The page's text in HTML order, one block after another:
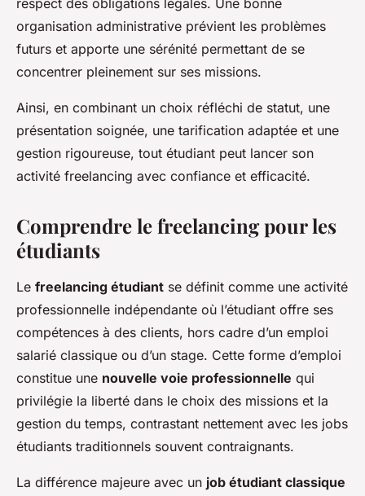
respect des obligations légales. Une bonne
organisation administrative prévient les problèmes
futurs et apporte une sérénité permettant de se
concentrer pleinement sur ses missions.
Ainsi, en combinant un choix réfléchi de statut, une
présentation soignée, une tarification adaptée et une
gestion rigoureuse, tout étudiant peut lancer son
activité freelancing avec confiance et efficacité.
Comprendre le freelancing pour les
étudiants
Le freelancing étudiant se définit comme une activité
professionnelle indépendante où l’étudiant offre ses
compétences à des clients, hors cadre d’un emploi
salarié classique ou d’un stage. Cette forme d’emploi
constitue une nouvelle voie professionnelle qui
privilégie la liberté dans le choix des missions et la
gestion du temps, contrastant nettement avec les jobs
étudiants traditionnels souvent contraignants.
La différence majeure avec un job étudiant classique